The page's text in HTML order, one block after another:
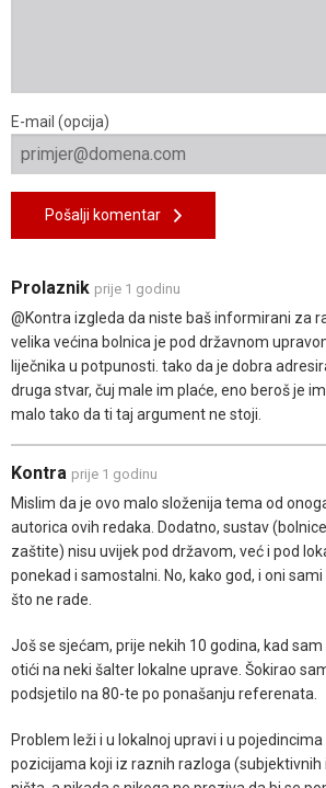
E-mail (opcija)
Pošalji komentar
Prolaznik prije 1 godinu
@Kontra izgleda da niste baš informirani za
velika većina bolnica je pod državnom
liječnika u potpunosti. tako da je dobra
druga stvar, čuj male im plaće, eno beroš je
malo tako da ti taj argument ne stoji.
Kontra prije 1 godinu
Mislim da je ovo malo složenija tema od
autorica ovih redaka. Dodatno, sustav
zaštite) nisu uvijek pod državom, već i pod
ponekad i samostalni. No, kako god, i oni
što ne rade.
Još se sjećam, prije nekih 10 godina, kad
otići na neki šalter lokalne uprave. Šokirao
podsjetilo na 80-te po ponašanju referenata.
Problem leži i u lokalnoj upravi i u
pozicijama koji iz raznih razloga (subjektivnih